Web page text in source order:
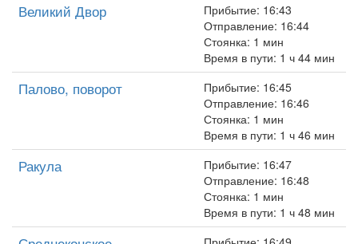
Великий Двор
Прибытие: 16:43
Отправление: 16:44
Стоянка: 1 мин
Время в пути: 1 ч 44 мин
Палово, поворот
Прибытие: 16:45
Отправление: 16:46
Стоянка: 1 мин
Время в пути: 1 ч 46 мин
Ракула
Прибытие: 16:47
Отправление: 16:48
Стоянка: 1 мин
Время в пути: 1 ч 48 мин